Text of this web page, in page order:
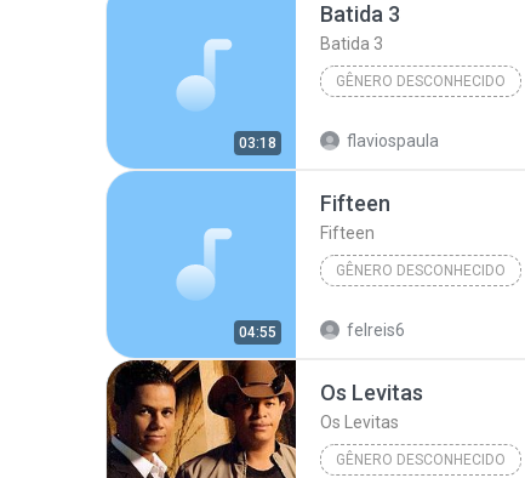
03:18
Batida 3
Batida 3
GÊNERO DESCONHECIDO
flaviospaula
04:55
Fifteen
Fifteen
GÊNERO DESCONHECIDO
felreis6
Os Levitas
Os Levitas
GÊNERO DESCONHECIDO